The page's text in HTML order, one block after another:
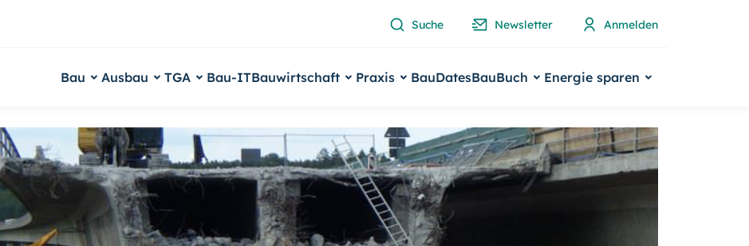
Suche Newsletter Anmelden
Bau Ausbau TGA Bau-ITBauwirtschaft Praxis BauDatesBauBuch Energie sparen